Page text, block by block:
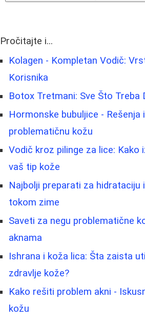
Pročitajte i...
Kolagen - Kompletan Vodič:
Korisnika
Botox Tretmani: Sve Što Treba
Hormonske bubuljice - Rešenja
problematičnu kožu
Vodič kroz pilinge za lice: Kako
vaš tip kože
Najbolji preparati za hidrataciju
tokom zime
Saveti za negu problematične
aknama
Ishrana i koža lica: Šta zaista
zdravlje kože?
Kako rešiti problem akni -
kožu